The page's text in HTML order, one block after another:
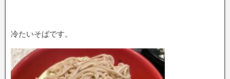
冷たいそばです。